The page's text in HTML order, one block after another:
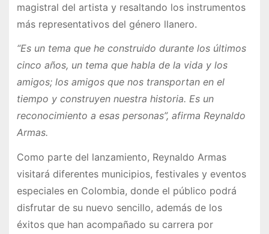
magistral del artista y resaltando los instrumentos
más representativos del género llanero.
“Es un tema que he construido durante los últimos
cinco años, un tema que habla de la vida y los
amigos; los amigos que nos transportan en el
tiempo y construyen nuestra historia. Es un
reconocimiento a esas personas”, afirma Reynaldo
Armas.
Como parte del lanzamiento, Reynaldo Armas
visitará diferentes municipios, festivales y eventos
especiales en Colombia, donde el público podrá
disfrutar de su nuevo sencillo, además de los
éxitos que han acompañado su carrera por